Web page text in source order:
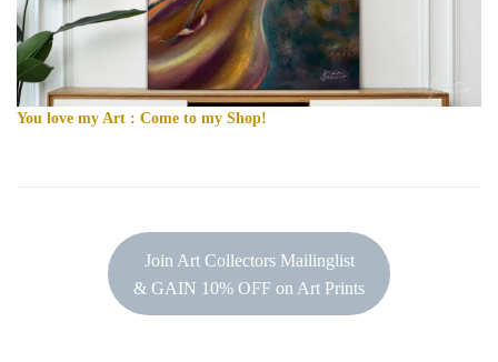
You love my Art : Come to my Shop!
Join Art Collectors Mailinglist
& GAIN 10% OFF on Art Prints